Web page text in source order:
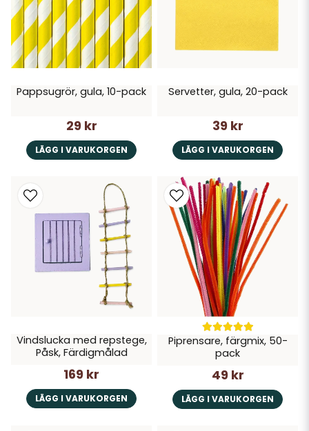
Pappsugrör, gula, 10-pack
29 kr
LÄGG I VARUKORGEN
Servetter, gula, 20-pack
39 kr
LÄGG I VARUKORGEN
Vindslucka med repstege,
Påsk, Färdigmålad
169 kr
LÄGG I VARUKORGEN
Piprensare, färgmix, 50-
pack
49 kr
LÄGG I VARUKORGEN